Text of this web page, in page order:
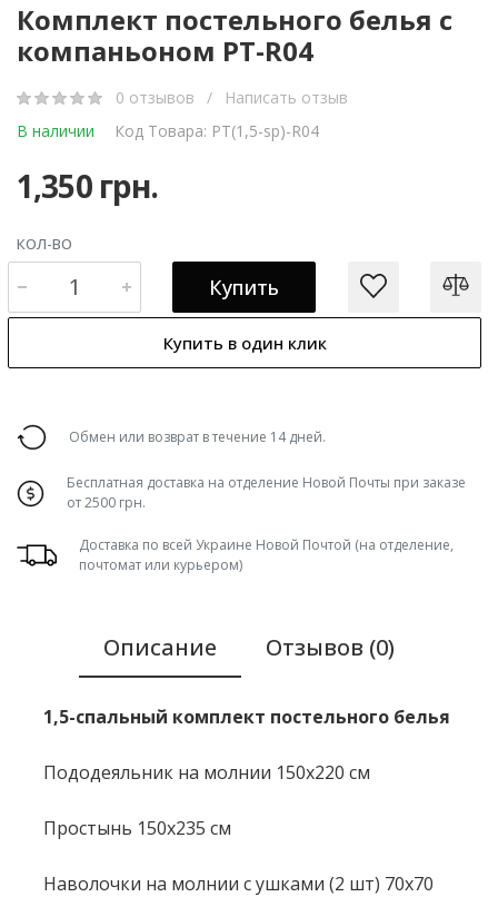
Комплект постельного белья с
компаньоном PT-R04
0 отзывов /
Написать отзыв
В наличии
Код Товара: PT(1,5-sp)-R04
1,350 грн.
КОЛ-ВО
Купить
Купить в один клик
Обмен или возврат в течение 14 дней.
Бесплатная доставка на отделение Новой Почты при заказе
от 2500 грн.
Доставка по всей Украине Новой Почтой (на отделение,
почтомат или курьером)
Описание Отзывов (0)
1,5-спальный комплект постельного белья
Пододеяльник на молнии 150x220 см
Простынь 150x235 см
Наволочки на молнии с ушками (2 шт) 70x70